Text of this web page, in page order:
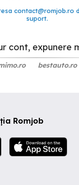
contact@romjob.ro
suport.
cont, expunere
bestauto.ro
Romjob